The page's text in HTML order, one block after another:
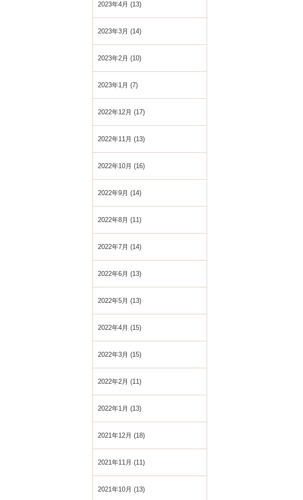
2023年4月 (13)
2023年3月 (14)
2023年2月 (10)
2023年1月 (7)
2022年12月 (17)
2022年11月 (13)
2022年10月 (16)
2022年9月 (14)
2022年8月 (11)
2022年7月 (14)
2022年6月 (13)
2022年5月 (13)
2022年4月 (15)
2022年3月 (15)
2022年2月 (11)
2022年1月 (13)
2021年12月 (18)
2021年11月 (11)
2021年10月 (13)